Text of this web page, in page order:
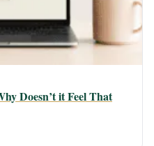
Doesn’t it Feel That